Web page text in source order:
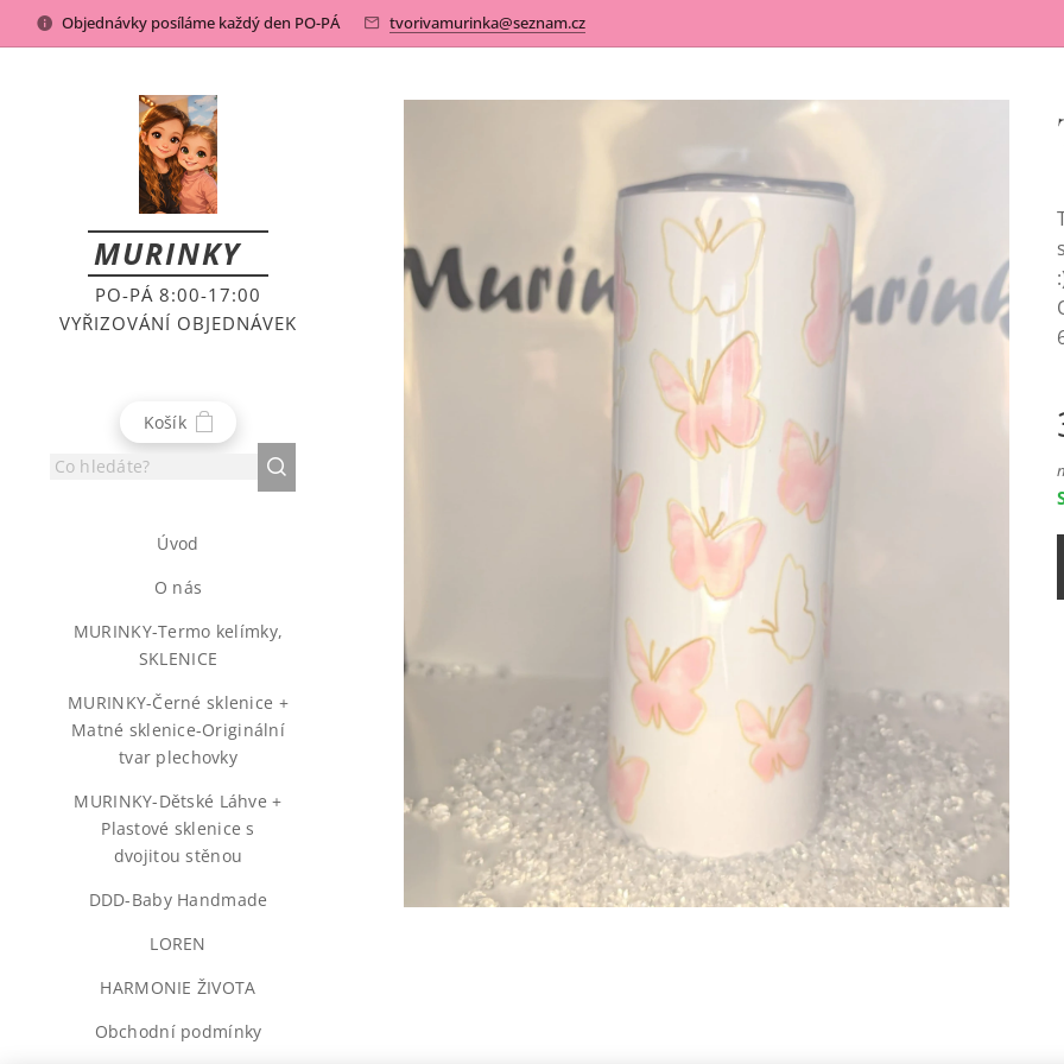
Objednávky posíláme každý den PO-PÁ tvorivamurinka@seznam.cz
MURINKY
PO-PÁ 8:00-17:00
VYŘIZOVÁNÍ OBJEDNÁVEK
Košík
Úvod
♥️O nás♥️
MURINKY-Termo kelímky,
SKLENICE
MURINKY-Černé sklenice +
Matné sklenice-Originální
tvar plechovky
MURINKY-Dětské Láhve +
Plastové sklenice s
dvojitou stěnou
DDD-Baby Handmade
LOREN
HARMONIE ŽIVOTA
Obchodní podmínky